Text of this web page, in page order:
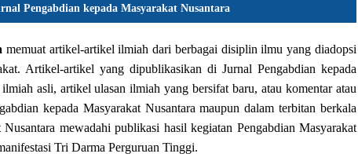
Pengabdian kepada Masyarakat Nusantara
memuat artikel-artikel ilmiah dari berbagai disiplin ilmu yang diadopsi
Artikel-artikel yang dipublikasikan di Jurnal Pengabdian kepada
asli, artikel ulasan ilmiah yang bersifat baru, atau komentar atau
kepada Masyarakat Nusantara maupun dalam terbitan berkala
mewadahi publikasi hasil kegiatan Pengabdian Masyarakat
Tri Darma Perguruan Tinggi.